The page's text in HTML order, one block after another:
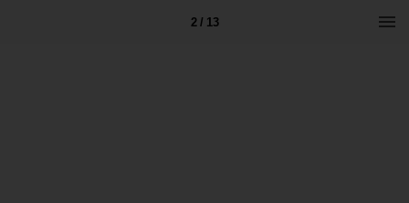
2 / 13